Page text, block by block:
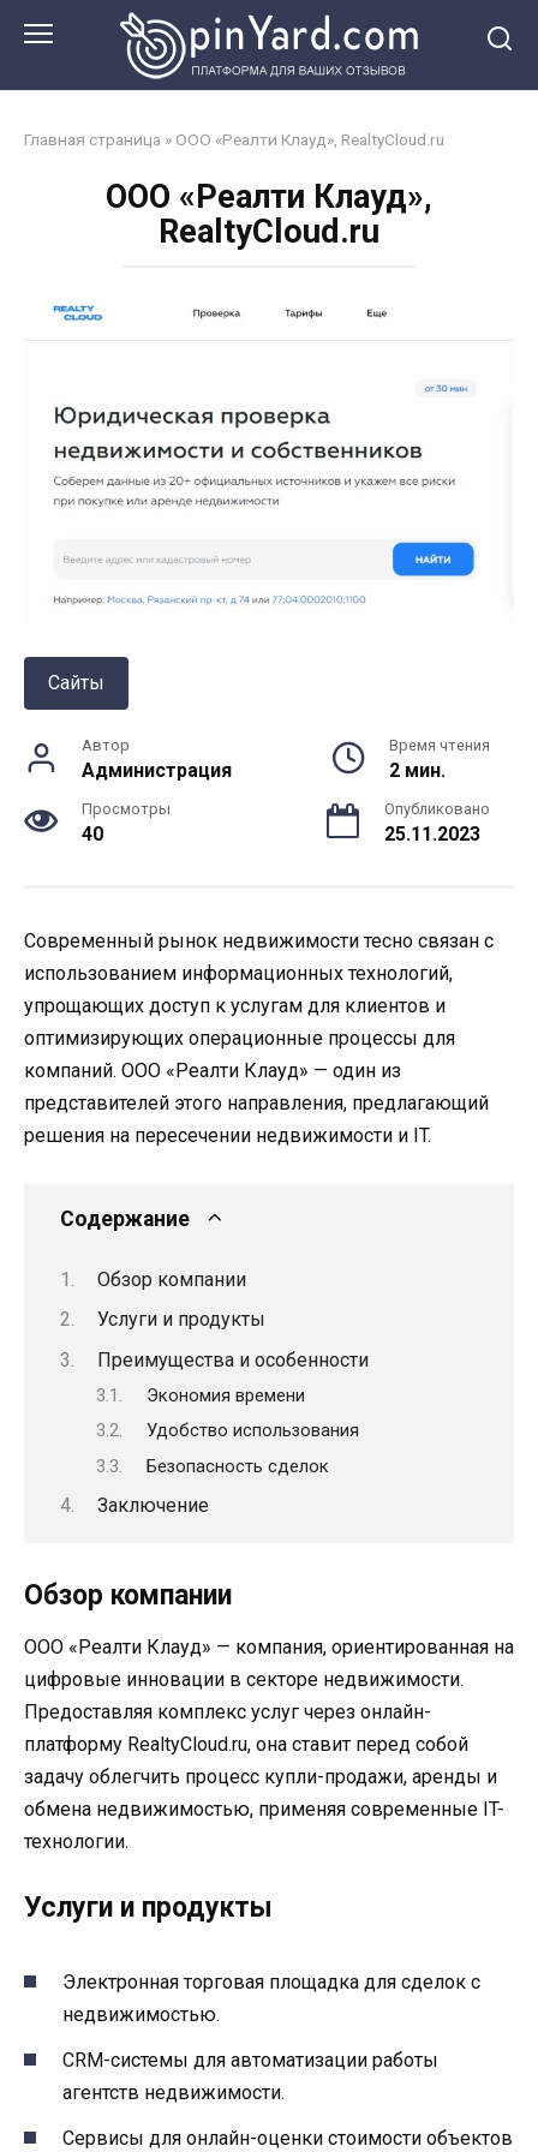
Главная страница » ООО «Реалти Клауд», RealtyCloud.ru
ООО «Реалти Клауд»,
RealtyCloud.ru
Сайты
Автор
Администрация
Время чтения
2 мин.
Просмотры
40
Опубликовано
25.11.2023
Современный рынок недвижимости тесно связан с
использованием информационных технологий,
упрощающих доступ к услугам для клиентов и
оптимизирующих операционные процессы для
компаний. ООО «Реалти Клауд» — один из
представителей этого направления, предлагающий
решения на пересечении недвижимости и IT.
Содержание
Обзор компании
Услуги и продукты
Преимущества и особенности
Экономия времени
Удобство использования
Безопасность сделок
Заключение
Обзор компании
ООО «Реалти Клауд» — компания, ориентированная на
цифровые инновации в секторе недвижимости.
Предоставляя комплекс услуг через онлайн-
платформу RealtyCloud.ru, она ставит перед собой
задачу облегчить процесс купли-продажи, аренды и
обмена недвижимостью, применяя современные IT-
технологии.
Услуги и продукты
Электронная торговая площадка для сделок с
недвижимостью.
CRM-системы для автоматизации работы
агентств недвижимости.
Сервисы для онлайн-оценки стоимости объектов